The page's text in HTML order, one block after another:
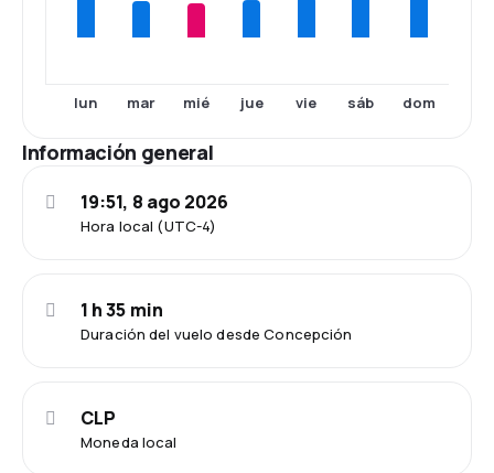
lun mar mié jue vie sáb dom
Información general
Hora local (UTC-4)
19:51, 8 ago 2026
Duración del vuelo desde Concepción
1 h 35 min
Moneda local
CLP